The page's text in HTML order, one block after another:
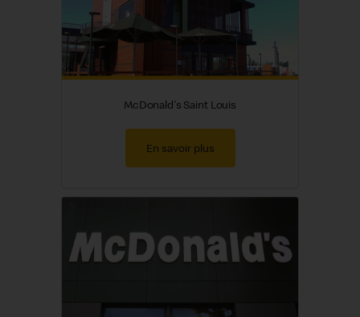
McDonald's Saint Louis
En savoir plus